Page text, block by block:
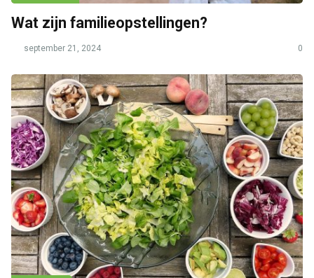
Wat zijn familieopstellingen?
september 21, 2024 0